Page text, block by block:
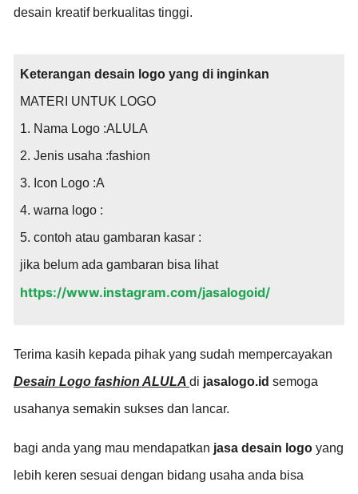
desain kreatif berkualitas tinggi.
Keterangan desain logo yang di inginkan
MATERI UNTUK LOGO
1. Nama Logo :ALULA
2. Jenis usaha :fashion
3. Icon Logo :A
4. warna logo :
5. contoh atau gambaran kasar :
jika belum ada gambaran bisa lihat
https://www.instagram.com/jasalogoid/
Terima kasih kepada pihak yang sudah mempercayakan
Desain Logo fashion ALULA di jasalogo.id semoga
usahanya semakin sukses dan lancar.
bagi anda yang mau mendapatkan jasa desain logo yang
lebih keren sesuai dengan bidang usaha anda bisa